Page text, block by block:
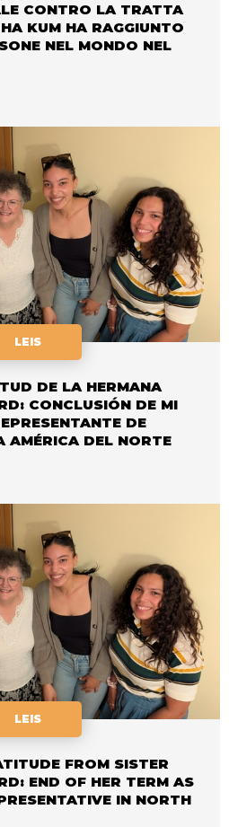
CONTRO LA TRATTA
KUM HA RAGGIUNTO
NEL MONDO NEL
LEIS
DE LA HERMANA
CONCLUSIÓN DE MI
DE
AMÉRICA DEL NORTE
LEIS
FROM SISTER
END OF HER TERM AS
IN NORTH